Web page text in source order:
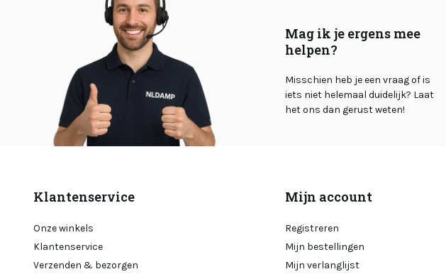
Mag ik je ergens mee
helpen?
Misschien heb je een vraag of is
iets niet helemaal duidelijk? Laat
het ons dan gerust weten!
Klantenservice
Onze winkels
Klantenservice
Verzenden & bezorgen
Mijn account
Registreren
Mijn bestellingen
Mijn verlanglijst